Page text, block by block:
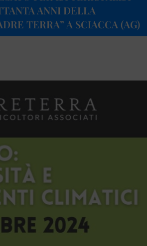
ANNI DELLA
TERRA” A SCIACCA (AG)